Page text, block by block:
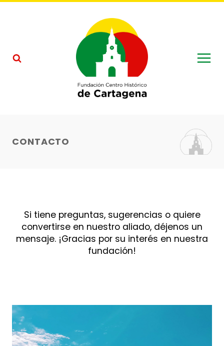
Saltar
CONTACTO
Si tiene preguntas, sugerencias o quiere
convertirse en nuestro aliado, déjenos un
mensaje. ¡Gracias por su interés en nuestra
fundación!